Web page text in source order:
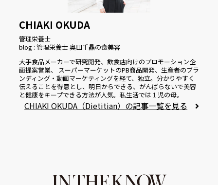
CHIAKI OKUDA
管理栄養士
blog : 管理栄養士 奥田千晶の食美容
大手食品メーカーで研究開発、飲食店向けのプロモーション企
画提案営業、 スーパーマーケットのPB商品開発、生産者のブラ
ンディング・動画マーケティングを経て、独立。分かりやすく
伝えることを得意とし、明日からできる、がんばらないで美容
と健康をキープできる方法が人気。私生活では１児の母。
CHIAKI OKUDA（Dietitian）の記事一覧を見る